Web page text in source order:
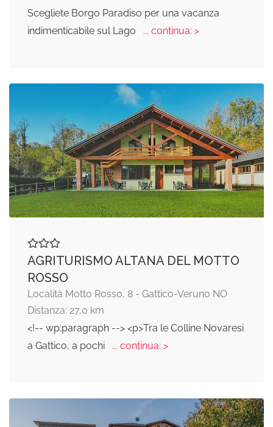
Scegliete Borgo Paradiso per una vacanza
indimenticabile sul Lago
... continua: >
AGRITURISMO ALTANA DEL MOTTO
ROSSO
Località Motto Rosso, 8 - Gattico-Veruno NO
Distanza: 27,0 km
<!-- wp:paragraph --> <p>Tra le Colline Novaresi
a Gattico, a pochi
... continua: >